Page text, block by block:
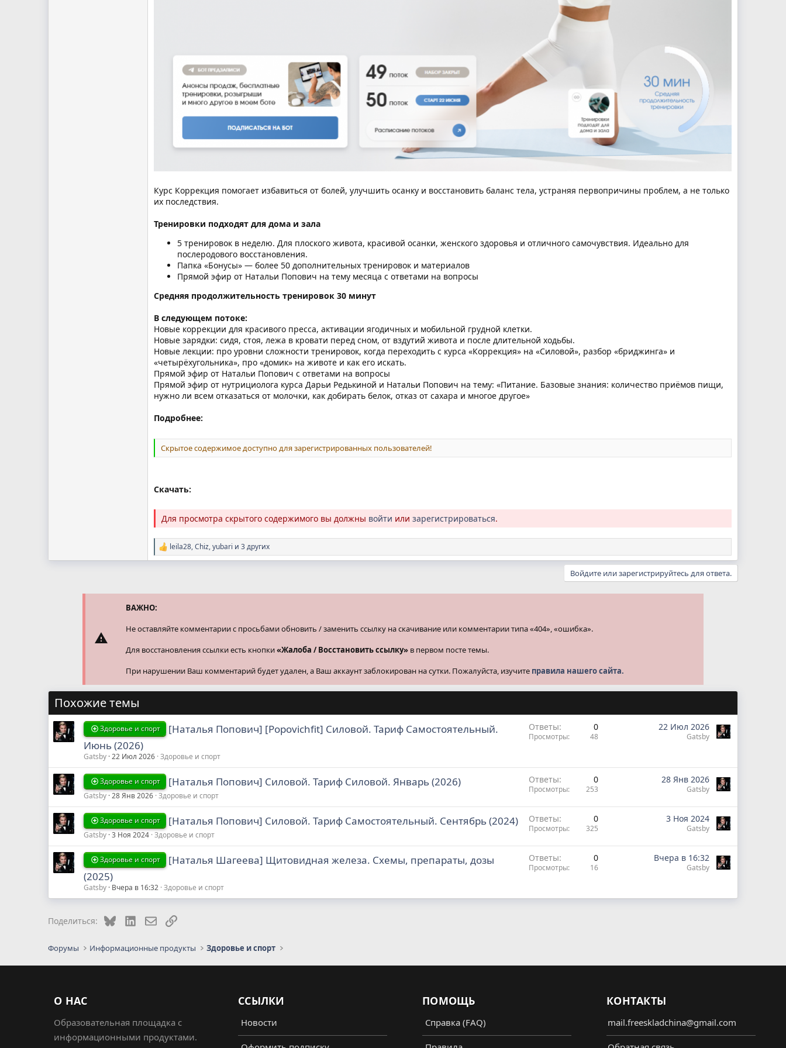
Курс Коррекция помогает избавиться от болей, улучшить осанку и восстановить баланс тела, устраняя первопричины проблем, а не только
их последствия.
Тренировки подходят для дома и зала
5 тренировок в неделю. Для плоского живота, красивой осанки, женского здоровья и отличного самочувствия. Идеально для
послеродового восстановления.
Папка «Бонусы» — более 50 дополнительных тренировок и материалов
Прямой эфир от Натальи Попович на тему месяца с ответами на вопросы
Средняя продолжительность тренировок 30 минут
В следующем потоке:
Новые коррекции для красивого пресса, активации ягодичных и мобильной грудной клетки.
Новые зарядки: сидя, стоя, лежа в кровати перед сном, от вздутий живота и после длительной ходьбы.
Новые лекции: про уровни сложности тренировок, когда переходить с курса «Коррекция» на «Силовой», разбор «бриджинга» и
«четырёхугольника», про «домик» на животе и как его искать.
Прямой эфир от Натальи Попович с ответами на вопросы
Прямой эфир от нутрициолога курса Дарьи Редькиной и Натальи Попович на тему: «Питание. Базовые знания: количество приёмов пищи,
нужно ли всем отказаться от молочки, как добирать белок, отказ от сахара и многое другое»
Подробнее:
Скрытое содержимое доступно для зарегистрированных пользователей!
Скачать:
Для просмотра скрытого содержимого вы должны войти или зарегистрироваться.
Р
е
leila28,Chiz,yubari и 3 других
Войдите или зарегистрируйтесь для ответа.
ВАЖНО:
Не оставляйте комментарии с просьбами обновить / заменить ссылку на скачивание или комментарии типа «404», «ошибка».
Для восстановления ссылки есть кнопки«Жалоба / Восстановить ссылку» в первом посте темы.
При нарушении Ваш комментарий будет удален, а Ваш аккаунт заблокирован на сутки. Пожалуйста, изучите правила нашего сайта.
Похожие темы
Здоровье и спорт
[Наталья Попович] [Popovichfit] Силовой. Тариф Самостоятельный.
Июнь (2026)
Gatsby 22 Июл 2026 Здоровье и спорт
Ответы 0
Просмотры 48
22 Июл 2026
Gatsby
Здоровье и спорт [Наталья Попович] Силовой. Тариф Силовой. Январь (2026)
Gatsby 28 Янв 2026 Здоровье и спорт
Ответы 0
Просмотры 253
28 Янв 2026
Gatsby
Здоровье и спорт [Наталья Попович] Силовой. Тариф Самостоятельный. Сентябрь (2024)
Gatsby 3 Ноя 2024 Здоровье и спорт
Ответы 0
Просмотры 325
3 Ноя 2024
Gatsby
Здоровье и спорт
[Наталья Шагеева] Щитовидная железа. Схемы, препараты, дозы
(2025)
Gatsby Вчера в 16:32 Здоровье и спорт
Ответы 0
Просмотры 16
Вчера в 16:32
Gatsby
Поделиться: BlueskyLinkedInЭлектронная почта
Ссылка
Форумы Информационные продукты Здоровье и спорт
О НАС
Образовательная площадка с
информационными продуктами.
ССЫЛКИ
Новости
ПОМОЩЬ
Справка (FAQ)
КОНТАКТЫ
mail.freeskladchina@gmail.com